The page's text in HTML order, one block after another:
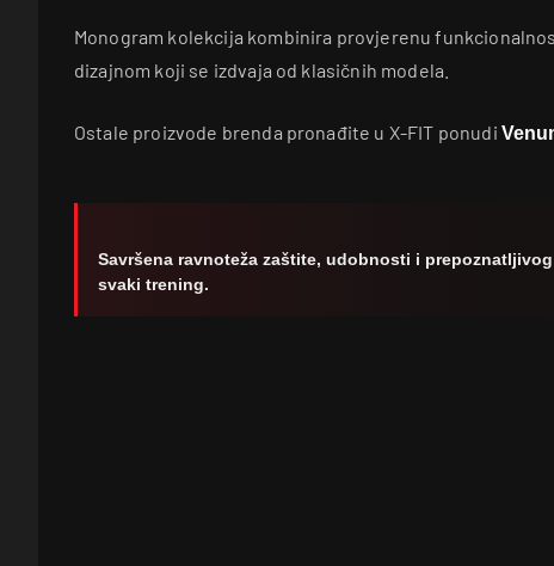
Monogram kolekcija kombinira provjerenu
dizajnom koji se izdvaja od klasičnih modela.
Ostale proizvode brenda pronađite u X-FIT ponudi
Savršena ravnoteža zaštite, udobnosti i
svaki trening.